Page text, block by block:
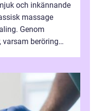
och inkännande
massage
Genom
varsam beröring